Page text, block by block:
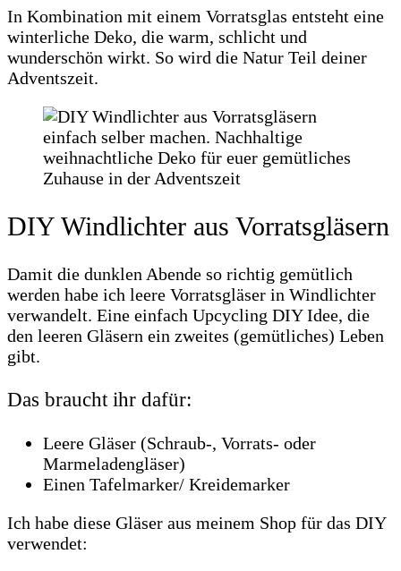
In Kombination mit einem Vorratsglas entsteht eine
winterliche Deko, die warm, schlicht und
wunderschön wirkt. So wird die Natur Teil deiner
Adventszeit.
DIY Windlichter aus Vorratsgläsern
Damit die dunklen Abende so richtig gemütlich
werden habe ich leere Vorratsgläser in Windlichter
verwandelt. Eine einfach Upcycling DIY Idee, die
den leeren Gläsern ein zweites (gemütliches) Leben
gibt.
Das braucht ihr dafür:
Leere Gläser (Schraub-, Vorrats- oder
Marmeladengläser)
Einen Tafelmarker/ Kreidemarker
Ich habe diese Gläser aus meinem Shop für das DIY
verwendet: